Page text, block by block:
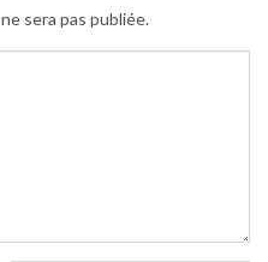
sera pas publiée.